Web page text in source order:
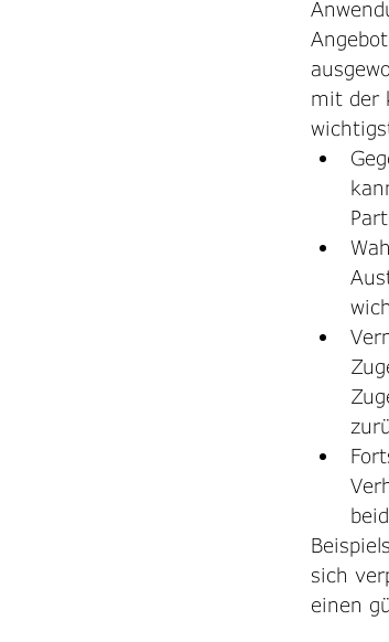
mit der
sich
einen